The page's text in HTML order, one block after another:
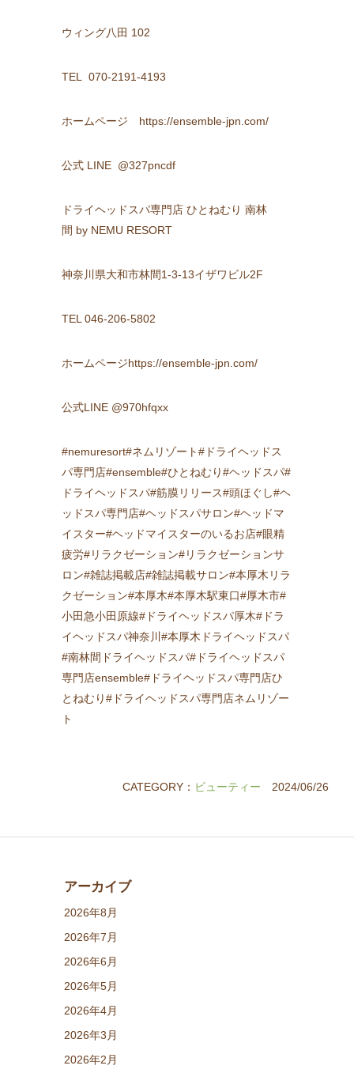
ウィング八田 102
TEL 070-2191-4193
ホームページ https://ensemble-jpn.com/
公式 LINE @327pncdf
ドライヘッドスパ専門店 ひとねむり 南林
間 by NEMU RESORT
神奈川県大和市林間1-3-13イザワビル2F
TEL 046-206-5802
ホームページhttps://ensemble-jpn.com/
公式LINE @970hfqxx
#nemuresort#ネムリゾート#ドライヘッドス
パ専門店#ensemble#ひとねむり#ヘッドスパ#
ドライヘッドスパ#筋膜リリース#頭ほぐし#ヘ
ッドスパ専門店#ヘッドスパサロン#ヘッドマ
イスター#ヘッドマイスターのいるお店#眼精
疲労#リラクゼーション#リラクゼーションサ
ロン#雑誌掲載店#雑誌掲載サロン#本厚木リラ
クゼーション#本厚木#本厚木駅東口#厚木市#
小田急小田原線#ドライヘッドスパ厚木#ドラ
イヘッドスパ神奈川#本厚木ドライヘッドスパ
#南林間ドライヘッドスパ#ドライヘッドスパ
専門店ensemble#ドライヘッドスパ専門店ひ
とねむり#ドライヘッドスパ専門店ネムリゾー
ト
CATEGORY： ビューティー 2024/06/26
アーカイブ
2026年8月
2026年7月
2026年6月
2026年5月
2026年4月
2026年3月
2026年2月